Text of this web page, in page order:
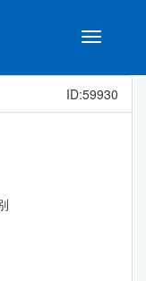
Toggle
ID:59930